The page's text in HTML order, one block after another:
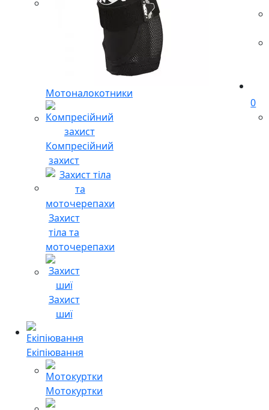
Мотоналокотники
Компресійний
захист
Захист
тіла та
моточерепахи
Захист
шиї
Екіпіювання
Мотокуртки
0